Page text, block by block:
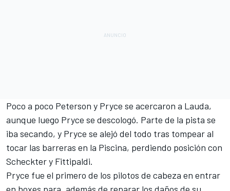
Poco a poco Peterson y Pryce se acercaron a Lauda,
aunque luego Pryce se descologó. Parte de la pista se
iba secando, y Pryce se alejó del todo tras tompear al
tocar las barreras en la Piscina, perdiendo posición con
Scheckter y Fittipaldi.
Pryce fue el primero de los pilotos de cabeza en entrar